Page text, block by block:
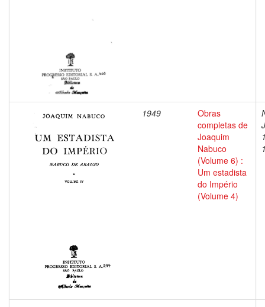
1949
Obras
completas de
Joaquim
Nabuco
(Volume 6) :
Um estadista
do Império
(Volume 4)